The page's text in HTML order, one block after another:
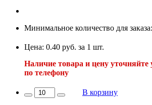
Минимальное количество для
Цена: 0.40 руб. за 1 шт.
Наличие товара и цену уточняйте
по телефону
В корзину